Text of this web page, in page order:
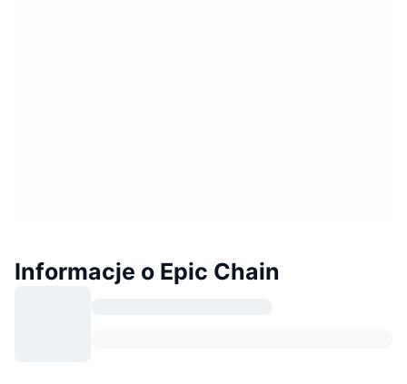
Informacje o Epic Chain